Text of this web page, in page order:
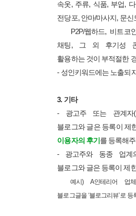
속옷, 주류, 식품, 부업,
전당포, 안마/마사지, 문신
P2P/웹하드, 비트코인
채팅, 그 외 후기성 콘
활용하는 것이 부적절한
- 성인키워드에는 노출되
3. 기타
- 광고주 또는 관계자(
블로그와 글은 등록이 제
이용자의 후기 를 등록해
- 광고주와 동종 업계
블로그와 글은 등록이 제
예시) A인테리어 업체
블로그글을 ‘블로그리뷰’로 등